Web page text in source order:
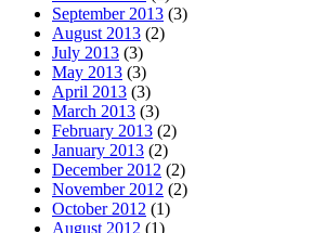
September 2013 (3)
August 2013 (2)
July 2013 (3)
May 2013 (3)
April 2013 (3)
March 2013 (3)
February 2013 (2)
January 2013 (2)
December 2012 (2)
November 2012 (2)
October 2012 (1)
August 2012 (1)